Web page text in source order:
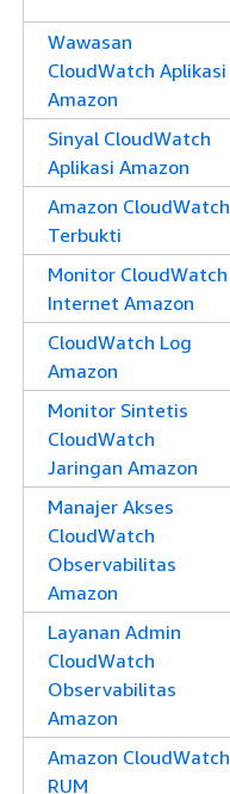
Wawasan
CloudWatch Aplikasi
Amazon
Sinyal CloudWatch
Aplikasi Amazon
Amazon CloudWatch
Terbukti
Monitor CloudWatch
Internet Amazon
CloudWatch Log
Amazon
Monitor Sintetis
CloudWatch
Jaringan Amazon
Manajer Akses
CloudWatch
Observabilitas
Amazon
Layanan Admin
CloudWatch
Observabilitas
Amazon
Amazon CloudWatch
RUM